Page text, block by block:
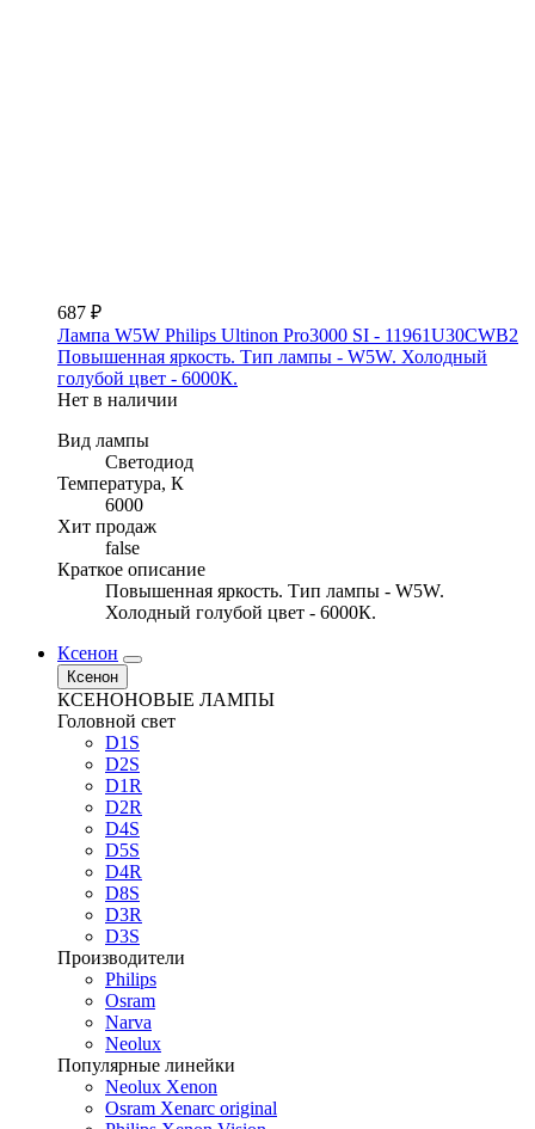
687 ₽
Лампа W5W Philips Ultinon Pro3000 SI - 11961U30CWB2
Повышенная яркость. Тип лампы - W5W. Холодный
голубой цвет - 6000К.
Нет в наличии
Вид лампы
Светодиод
Температура, К
6000
Хит продаж
false
Краткое описание
Повышенная яркость. Тип лампы - W5W.
Холодный голубой цвет - 6000К.
Ксенон
Ксенон
КСЕНОНОВЫЕ ЛАМПЫ
Головной свет
D1S
D2S
D1R
D2R
D4S
D5S
D4R
D8S
D3R
D3S
Производители
Philips
Osram
Narva
Neolux
Популярные линейки
Neolux Xenon
Osram Xenarc original